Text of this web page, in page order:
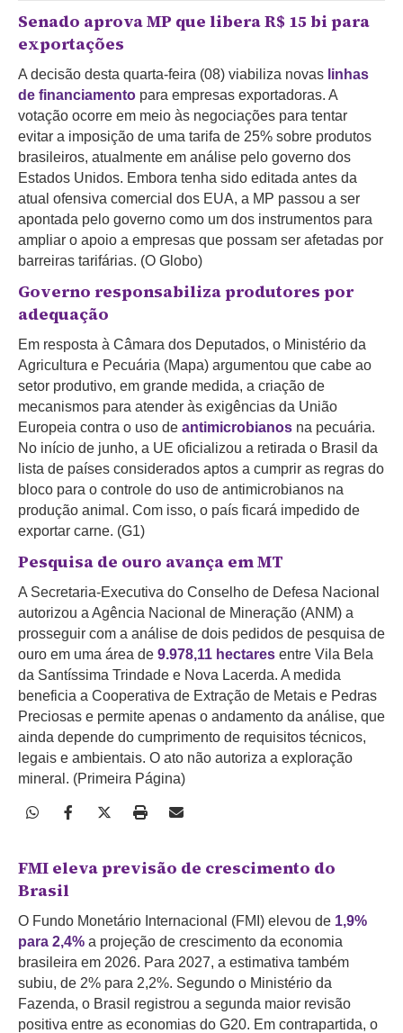
Senado aprova MP que libera R$ 15 bi para
exportações
A decisão desta quarta-feira (08) viabiliza novas linhas
de financiamento para empresas exportadoras. A
votação ocorre em meio às negociações para tentar
evitar a imposição de uma tarifa de 25% sobre produtos
brasileiros, atualmente em análise pelo governo dos
Estados Unidos. Embora tenha sido editada antes da
atual ofensiva comercial dos EUA, a MP passou a ser
apontada pelo governo como um dos instrumentos para
ampliar o apoio a empresas que possam ser afetadas por
barreiras tarifárias. (O Globo)
Governo responsabiliza produtores por
adequação
Em resposta à Câmara dos Deputados, o Ministério da
Agricultura e Pecuária (Mapa) argumentou que cabe ao
setor produtivo, em grande medida, a criação de
mecanismos para atender às exigências da União
Europeia contra o uso de antimicrobianos na pecuária.
No início de junho, a UE oficializou a retirada o Brasil da
lista de países considerados aptos a cumprir as regras do
bloco para o controle do uso de antimicrobianos na
produção animal. Com isso, o país ficará impedido de
exportar carne. (G1)
Pesquisa de ouro avança em MT
A Secretaria-Executiva do Conselho de Defesa Nacional
autorizou a Agência Nacional de Mineração (ANM) a
prosseguir com a análise de dois pedidos de pesquisa de
ouro em uma área de 9.978,11 hectares entre Vila Bela
da Santíssima Trindade e Nova Lacerda. A medida
beneficia a Cooperativa de Extração de Metais e Pedras
Preciosas e permite apenas o andamento da análise, que
ainda depende do cumprimento de requisitos técnicos,
legais e ambientais. O ato não autoriza a exploração
mineral. (Primeira Página)
FMI eleva previsão de crescimento do
Brasil
O Fundo Monetário Internacional (FMI) elevou de 1,9%
para 2,4% a projeção de crescimento da economia
brasileira em 2026. Para 2027, a estimativa também
subiu, de 2% para 2,2%. Segundo o Ministério da
Fazenda, o Brasil registrou a segunda maior revisão
positiva entre as economias do G20. Em contrapartida, o